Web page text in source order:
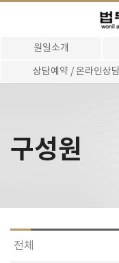
원일소개
상담예약 / 온라인상담
구성원
전체